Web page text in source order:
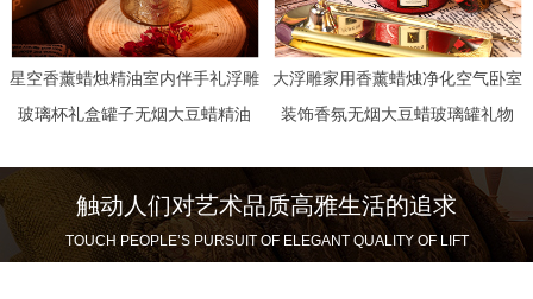
星空香薰蜡烛精油室内伴手礼浮雕
玻璃杯礼盒罐子无烟大豆蜡精油
大浮雕家用香薰蜡烛净化空气卧室
装饰香氛无烟大豆蜡玻璃罐礼物
触动人们对艺术品质高雅生活的追求
TOUCH PEOPLE’S PURSUIT OF ELEGANT QUALITY OF LIFT